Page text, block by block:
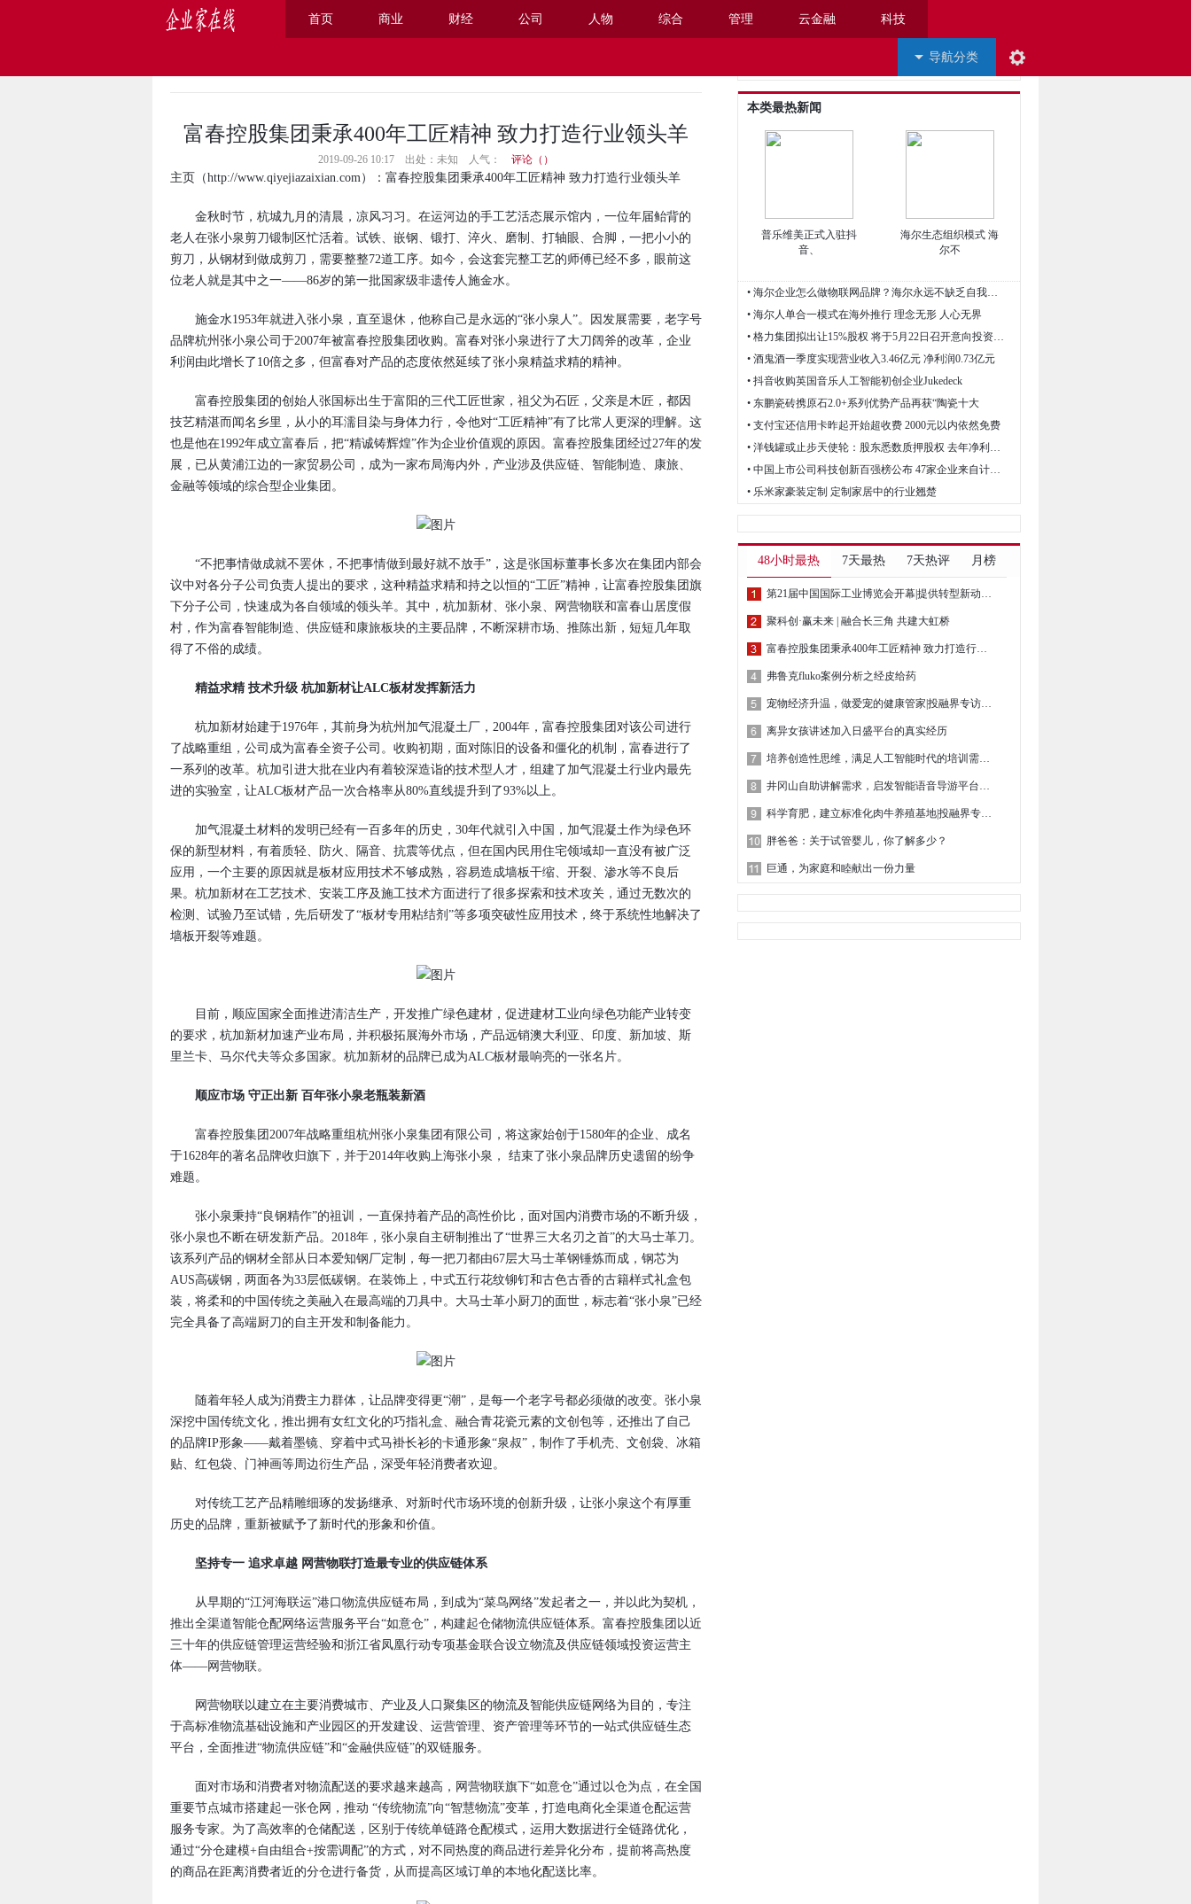
首页 商业 财经 公司 人物 综合 管理 云金融 科技
导航分类
富春控股集团秉承400年工匠精神 致力打造行业领头羊
2019-09-26 10:17 出处：未知 人气： 评论（ ）
主页 （http://www.qiyejiazaixian.com）：富春控股集团秉承400年工匠精神 致力打造行业领头羊
金秋时节，杭城九月的清晨，凉风习习。在运河边的手工艺活态展示馆内，一位年届鲐背的
老人在张小泉剪刀锻制区忙活着。试铁、嵌钢、锻打、淬火、磨制、打轴眼、合脚，一把小小的
剪刀，从钢材到做成剪刀，需要整整72道工序。如今，会这套完整工艺的师傅已经不多，眼前这
位老人就是其中之一——86岁的第一批国家级非遗传人施金水。
施金水1953年就进入张小泉，直至退休，他称自己是永远的“张小泉人”。因发展需要，老字号
品牌杭州张小泉公司于2007年被富春控股集团收购。富春对张小泉进行了大刀阔斧的改革，企业
利润由此增长了10倍之多，但富春对产品的态度依然延续了张小泉精益求精的精神。
富春控股集团的创始人张国标出生于富阳的三代工匠世家，祖父为石匠，父亲是木匠，都因
技艺精湛而闻名乡里，从小的耳濡目染与身体力行，令他对“工匠精神”有了比常人更深的理解。这
也是他在1992年成立富春后，把“精诚铸辉煌”作为企业价值观的原因。富春控股集团经过27年的发
展，已从黄浦江边的一家贸易公司，成为一家布局海内外，产业涉及供应链、智能制造、康旅、
金融等领域的综合型企业集团。
“不把事情做成就不罢休，不把事情做到最好就不放手”，这是张国标董事长多次在集团内部会
议中对各分子公司负责人提出的要求，这种精益求精和持之以恒的“工匠”精神，让富春控股集团旗
下分子公司，快速成为各自领域的领头羊。其中，杭加新材、张小泉、网营物联和富春山居度假
村，作为富春智能制造、供应链和康旅板块的主要品牌，不断深耕市场、推陈出新，短短几年取
得了不俗的成绩。
精益求精 技术升级 杭加新材让ALC板材发挥新活力
杭加新材始建于1976年，其前身为杭州加气混凝土厂，2004年，富春控股集团对该公司进行
了战略重组，公司成为富春全资子公司。收购初期，面对陈旧的设备和僵化的机制，富春进行了
一系列的改革。杭加引进大批在业内有着较深造诣的技术型人才，组建了加气混凝土行业内最先
进的实验室，让ALC板材产品一次合格率从80%直线提升到了93%以上。
加气混凝土材料的发明已经有一百多年的历史，30年代就引入中国，加气混凝土作为绿色环
保的新型材料，有着质轻、防火、隔音、抗震等优点，但在国内民用住宅领域却一直没有被广泛
应用，一个主要的原因就是板材应用技术不够成熟，容易造成墙板干缩、开裂、渗水等不良后
果。杭加新材在工艺技术、安装工序及施工技术方面进行了很多探索和技术攻关，通过无数次的
检测、试验乃至试错，先后研发了“板材专用粘结剂”等多项突破性应用技术，终于系统性地解决了
墙板开裂等难题。
目前，顺应国家全面推进清洁生产，开发推广绿色建材，促进建材工业向绿色功能产业转变
的要求，杭加新材加速产业布局，并积极拓展海外市场，产品远销澳大利亚、印度、新加坡、斯
里兰卡、马尔代夫等众多国家。杭加新材的品牌已成为ALC板材最响亮的一张名片。
顺应市场 守正出新 百年张小泉老瓶装新酒
富春控股集团2007年战略重组杭州张小泉集团有限公司，将这家始创于1580年的企业、成名
于1628年的著名品牌收归旗下，并于2014年收购上海张小泉， 结束了张小泉品牌历史遗留的纷争
难题。
张小泉秉持“良钢精作”的祖训，一直保持着产品的高性价比，面对国内消费市场的不断升级，
张小泉也不断在研发新产品。2018年，张小泉自主研制推出了“世界三大名刃之首”的大马士革刀。
该系列产品的钢材全部从日本爱知钢厂定制，每一把刀都由67层大马士革钢锤炼而成，钢芯为
AUS高碳钢，两面各为33层低碳钢。在装饰上，中式五行花纹铆钉和古色古香的古籍样式礼盒包
装，将柔和的中国传统之美融入在最高端的刀具中。大马士革小厨刀的面世，标志着“张小泉”已经
完全具备了高端厨刀的自主开发和制备能力。
随着年轻人成为消费主力群体，让品牌变得更“潮”，是每一个老字号都必须做的改变。张小泉
深挖中国传统文化，推出拥有女红文化的巧指礼盒、融合青花瓷元素的文创包等，还推出了自己
的品牌IP形象——戴着墨镜、穿着中式马褂长衫的卡通形象“泉叔”，制作了手机壳、文创袋、冰箱
贴、红包袋、门神画等周边衍生产品，深受年轻消费者欢迎。
对传统工艺产品精雕细琢的发扬继承、对新时代市场环境的创新升级，让张小泉这个有厚重
历史的品牌，重新被赋予了新时代的形象和价值。
坚持专一 追求卓越 网营物联打造最专业的供应链体系
从早期的“江河海联运”港口物流供应链布局，到成为“菜鸟网络”发起者之一，并以此为契机，
推出全渠道智能仓配网络运营服务平台“如意仓”，构建起仓储物流供应链体系。富春控股集团以近
三十年的供应链管理运营经验和浙江省凤凰行动专项基金联合设立物流及供应链领域投资运营主
体——网营物联。
网营物联以建立在主要消费城市、产业及人口聚集区的物流及智能供应链网络为目的，专注
于高标准物流基础设施和产业园区的开发建设、运营管理、资产管理等环节的一站式供应链生态
平台，全面推进“物流供应链”和“金融供应链”的双链服务。
面对市场和消费者对物流配送的要求越来越高，网营物联旗下“如意仓”通过以仓为点，在全国
重要节点城市搭建起一张仓网，推动 “传统物流”向“智慧物流”变革，打造电商化全渠道仓配运营
服务专家。为了高效率的仓储配送，区别于传统单链路仓配模式，运用大数据进行全链路优化，
通过“分仓建模+自由组合+按需调配”的方式，对不同热度的商品进行差异化分布，提前将高热度
的商品在距离消费者近的分仓进行备货，从而提高区域订单的本地化配送比率。
本类最热新闻
普乐维美正式入驻抖
音、
海尔生态组织模式 海
尔不
• 海尔企业怎么做物联网品牌？海尔永远不缺乏自我颠覆的魄力
• 海尔人单合一模式在海外推行 理念无形 人心无界
• 格力集团拟出让15%股权 将于5月22日召开意向投资者见面会
• 酒鬼酒一季度实现营业收入3.46亿元 净利润0.73亿元
• 抖音收购英国音乐人工智能初创企业Jukedeck
• 东鹏瓷砖携原石2.0+系列优势产品再获“陶瓷十大
• 支付宝还信用卡昨起开始超收费 2000元以内依然免费
• 洋钱罐或止步天使轮：股东悉数质押股权 去年净利同比降逾三成
• 中国上市公司科技创新百强榜公布 47家企业来自计算机行业
• 乐米家豪装定制 定制家居中的行业翘楚
48小时最热 7天最热 7天热评 月榜
第21届中国国际工业博览会开幕|提供转型新动力，赋能产业新发展
​聚科创·赢未来 | 融合长三角 共建大虹桥
富春控股集团秉承400年工匠精神 致力打造行业领头羊
弗鲁克fluko案例分析之经皮给药
宠物经济升温，做爱宠的健康管家|投融界专访袁嘉
离异女孩讲述加入日盛平台的真实经历
培养创造性思维，满足人工智能时代的培训需求|投融界专访刘付平
井冈山自助讲解需求，启发智能语音导游平台建立|投融界专访贺建明
科学育肥，建立标准化肉牛养殖基地|投融界专访余文武
胖爸爸：关于试管婴儿，你了解多少？
巨通，为家庭和睦献出一份力量